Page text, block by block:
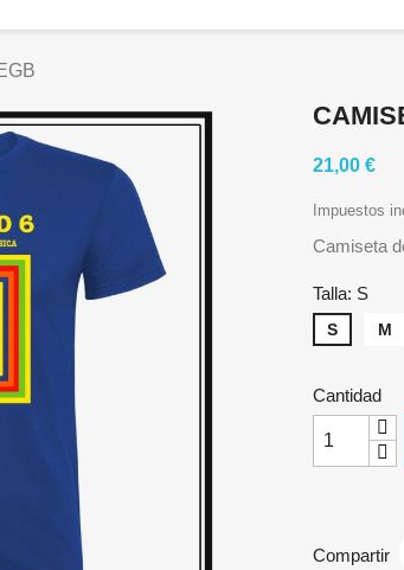
21,00 €
Impuestos
Camiseta
Talla: S
S M
Cantidad
Compartir